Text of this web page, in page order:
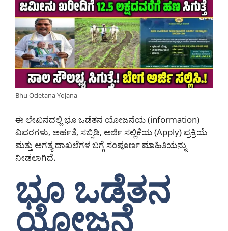
Bhu Odetana Yojana
ಈ ಲೇಖನದಲ್ಲಿ ಭೂ ಒಡೆತನ ಯೋಜನೆಯ (information)
ವಿವರಗಳು, ಅರ್ಹತೆ, ಸಬ್ಸಿಡಿ, ಅರ್ಜಿ ಸಲ್ಲಿಕೆಯ (Apply) ಪ್ರಕ್ರಿಯೆ
ಮತ್ತು ಅಗತ್ಯ ದಾಖಲೆಗಳ ಬಗ್ಗೆ ಸಂಪೂರ್ಣ ಮಾಹಿತಿಯನ್ನು
ನೀಡಲಾಗಿದೆ.
ಭೂ ಒಡೆತನ
ಯೋಜನೆ